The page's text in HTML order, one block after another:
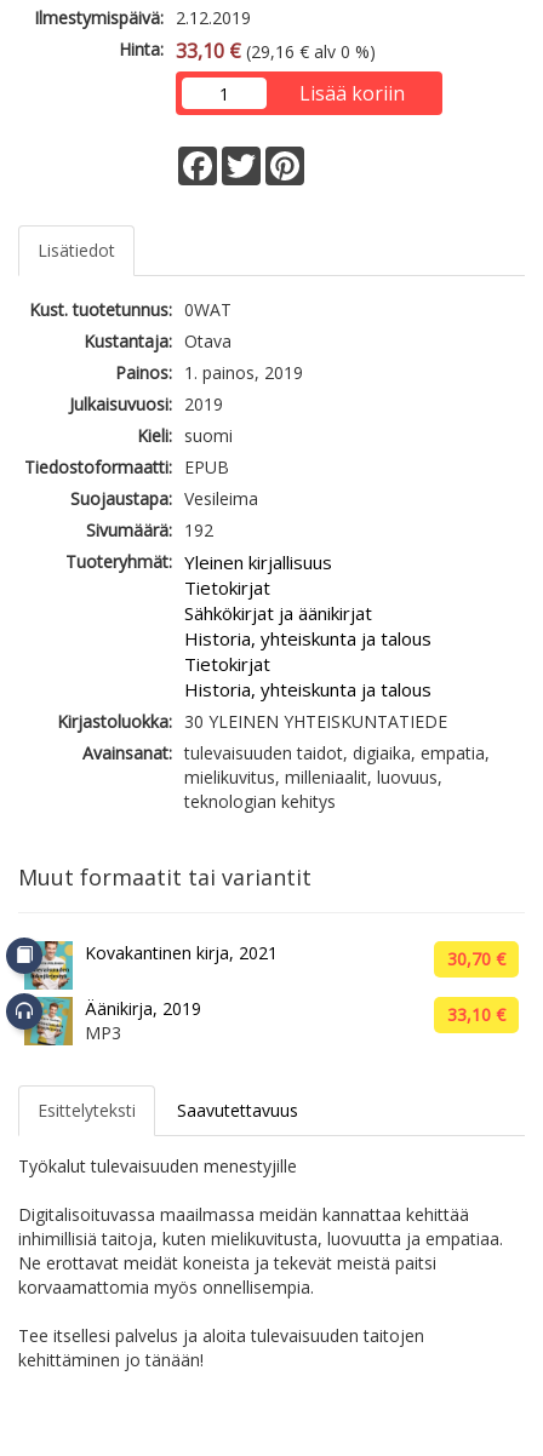
Ilmestymispäivä: 2.12.2019
Hinta: 33,10 € (29,16 € alv 0 %)
Lisää koriin
Facebook
Twitter
Lisätiedot
Kust. tuotetunnus: 0WAT
Kustantaja: Otava
Painos: 1. painos, 2019
Julkaisuvuosi: 2019
Kieli: suomi
Tiedostoformaatti: EPUB
Suojaustapa: Vesileima
Sivumäärä: 192
Tuoteryhmät: Yleinen kirjallisuus
Tietokirjat
Sähkökirjat ja äänikirjat
Historia, yhteiskunta ja talous
Tietokirjat
Historia, yhteiskunta ja talous
Kirjastoluokka: 30 YLEINEN YHTEISKUNTATIEDE
Avainsanat: tulevaisuuden taidot, digiaika, empatia,
mielikuvitus, milleniaalit, luovuus,
teknologian kehitys
Muut formaatit tai variantit
Kovakantinen kirja, 2021 30,70 €
Äänikirja, 2019
MP3
33,10 €
Esittelyteksti Saavutettavuus
Työkalut tulevaisuuden menestyjille ​
Digitalisoituvassa maailmassa meidän kannattaa kehittää
inhimillisiä taitoja, kuten mielikuvitusta, luovuutta ja empatiaa.
Ne erottavat meidät koneista ja tekevät meistä paitsi
korvaamattomia myös onnellisempia. ​
Tee itsellesi palvelus ja aloita tulevaisuuden taitojen
kehittäminen jo tänään!